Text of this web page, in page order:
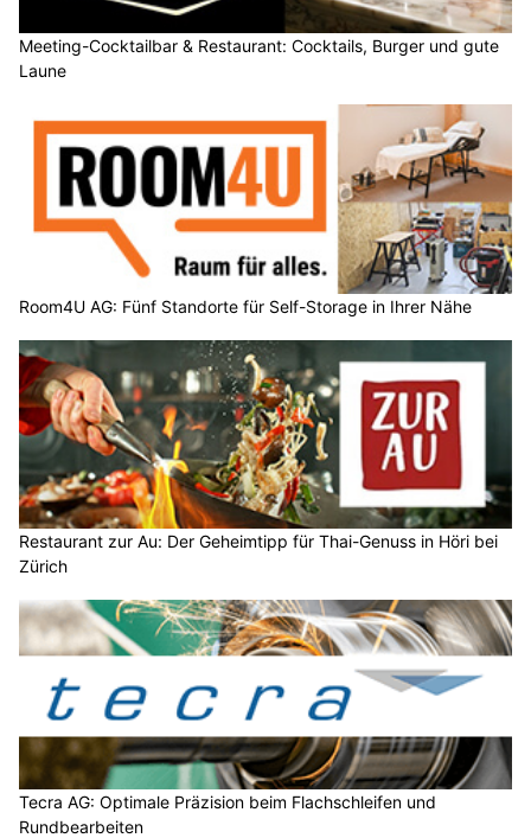
Meeting-Cocktailbar & Restaurant: Cocktails, Burger und gute
Laune
Room4U AG: Fünf Standorte für Self-Storage in Ihrer Nähe
Restaurant zur Au: Der Geheimtipp für Thai-Genuss in Höri bei
Zürich
Tecra AG: Optimale Präzision beim Flachschleifen und
Rundbearbeiten